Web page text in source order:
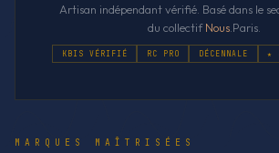
Artisan indépendant vérifié. Basé dans le
du collectifNous .Paris.
KBIS VÉRIFIÉ RC PRO DÉCENNALE ★
MARQUES MAÎTRISÉES